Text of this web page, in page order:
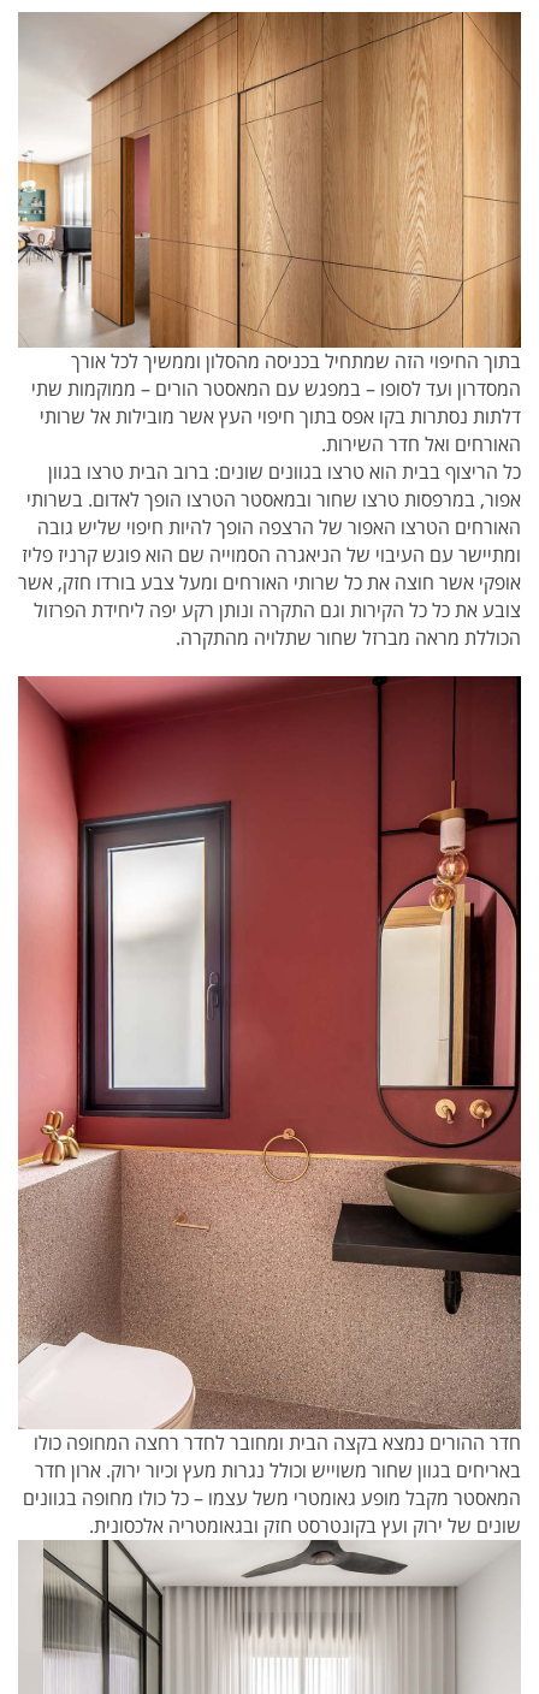
בתוך החיפוי הזה שמתחיל בכניסה מהסלון וממשיך לכל אורך
המסדרון ועד לסופו – במפגש עם המאסטר הורים – ממוקמות שתי
דלתות נסתרות בקו אפס בתוך חיפוי העץ אשר מובילות אל שרותי
האורחים ואל חדר השירות.
כל הריצוף בבית הוא טרצו בגוונים שונים: ברוב הבית טרצו בגוון
אפור, במרפסות טרצו שחור ובמאסטר הטרצו הופך לאדום. בשרותי
האורחים הטרצו האפור של הרצפה הופך להיות חיפוי שליש גובה
ומתיישר עם העיבוי של הניאגרה הסמוייה שם הוא פוגש קרניז פליז
אופקי אשר חוצה את כל שרותי האורחים ומעל צבע בורדו חזק, אשר
צובע את כל כל הקירות וגם התקרה ונותן רקע יפה ליחידת הפרזול
הכוללת מראה מברזל שחור שתלויה מהתקרה.
חדר ההורים נמצא בקצה הבית ומחובר לחדר רחצה המחופה כולו
באריחים בגוון שחור משוייש וכולל נגרות מעץ וכיור ירוק. ארון חדר
המאסטר מקבל מופע גאומטרי משל עצמו – כל כולו מחופה בגוונים
שונים של ירוק ועץ בקונטרסט חזק ובגאומטריה אלכסונית.